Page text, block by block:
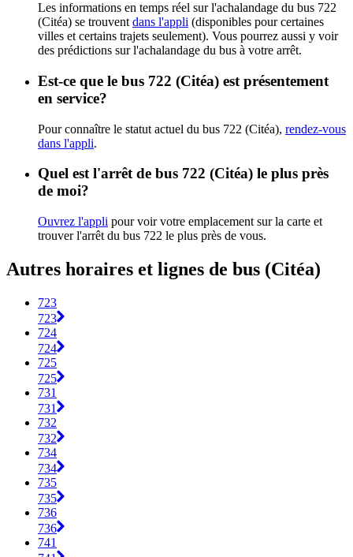
Les informations en temps réel sur l'achalandage du bus 722
(Citéa) se trouvent dans l'appli (disponibles pour certaines
villes et certains trajets seulement). Vous pourrez aussi y voir
des prédictions sur l'achalandage du bus à votre arrêt.
Est-ce que le bus 722 (Citéa) est présentement
en service?
Pour connaître le statut actuel du bus 722 (Citéa), rendez-vous
dans l'appli.
Quel est l'arrêt de bus 722 (Citéa) le plus près
de moi?
Ouvrez l'appli pour voir votre emplacement sur la carte et
trouver l'arrêt du bus 722 le plus près de vous.
Autres horaires et lignes de bus (Citéa)
723
723
724
724
725
725
731
731
732
732
734
734
735
735
736
736
741